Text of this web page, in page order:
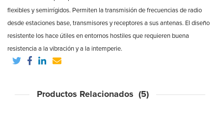
flexibles y semirrígidos. Permiten la transmisión de frecuencias de radio
desde estaciones base, transmisores y receptores a sus antenas. El diseño
resistente los hace útiles en entornos hostiles que requieren buena
resistencia a la vibración y a la intemperie.
Productos Relacionados (5)